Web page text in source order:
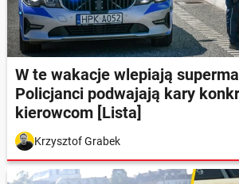
W te wakacje wlepiają
Policjanci podwajają kary
kierowcom [Lista]
Krzysztof Grabek